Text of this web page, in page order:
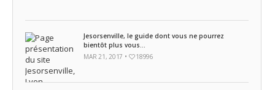
Jesorsenville, le guide dont vous ne pourrez
bientôt plus vous...
MAR 21, 2017 •
18996